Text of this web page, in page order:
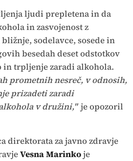
ljudi prepletena in da
in zasvojenost z
sodelavce, sosede in
besedah deset odstotkov
in trpljenje zaradi alkohola.
prometnih nesreč, v odnosih,
prizadeti zaradi
v družini," je opozoril
direktorata za javno zdravje
Vesna Marinkoje